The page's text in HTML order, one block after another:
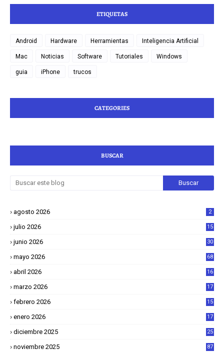
ETIQUETAS
Android Hardware Herramientas Inteligencia Artificial
Mac Noticias Software Tutoriales Windows
guia iPhone trucos
CATEGORIES
BUSCAR
agosto 2026 2
julio 2026 15
junio 2026 30
mayo 2026 68
abril 2026
16
marzo 2026
17
febrero 2026
15
enero 2026
17
diciembre 2025
25
noviembre 2025 87